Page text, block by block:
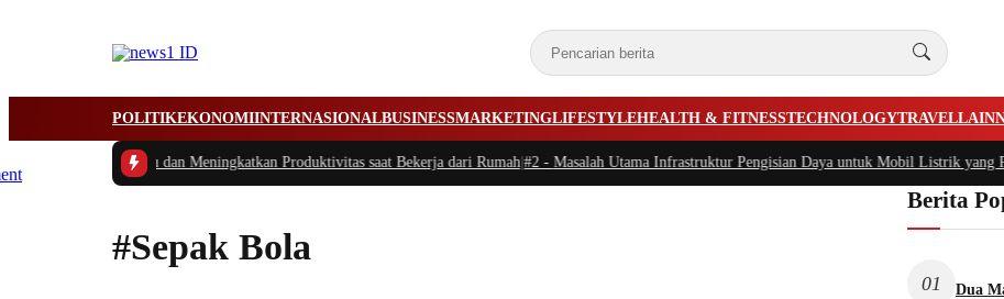
POLITIKEKONOMIINTERNASIONALBUSINESSMARKETINGLIFESTYLEHEALTH & FITNESSTECHNOLOGYTRAVEL
Mengatur Waktu dan Meningkatkan Produktivitas saat Bekerja dari Rumah|#2 - Masalah Utama Infrastruktur Pengisian Daya untuk Mobil Listrik yang
#Sepak Bola
Berita
01
Dua